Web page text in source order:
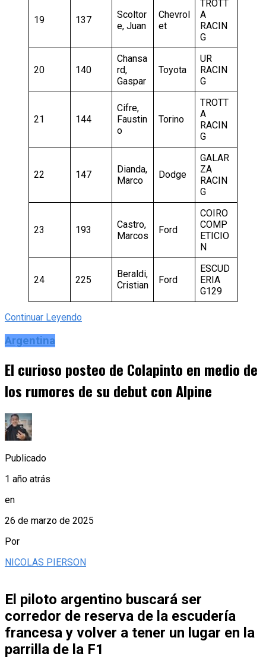
19 137
Scoltor
e, Juan
Chevrol
et
TROTT
A
RACIN
G
20 140
Chansa
rd,
Gaspar
Toyota
UR
RACIN
G
21 144
Cifre,
Faustin
o
Torino
TROTT
A
RACIN
G
22 147
Dianda,
Marco
Dodge
GALAR
ZA
RACIN
G
23 193
Castro,
Marcos
Ford
COIRO
COMP
ETICIO
N
24 225
Beraldi,
Cristian
Ford
ESCUD
ERIA
G129
Continuar Leyendo
Argentina
El curioso posteo de Colapinto en medio de
los rumores de su debut con Alpine
Publicado
1 año atrás
en
26 de marzo de 2025
Por
NICOLAS PIERSON
El piloto argentino buscará ser
corredor de reserva de la escudería
francesa y volver a tener un lugar en la
parrilla de la F1